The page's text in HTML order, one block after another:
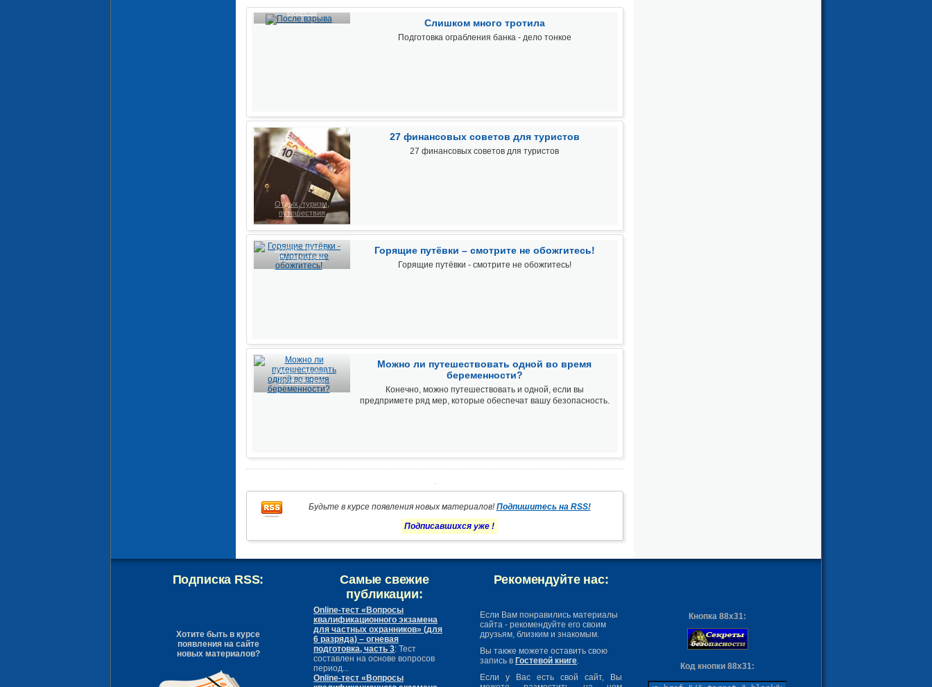
Курьезы
Слишком много тротила
Подготовка ограбления банка - дело тонкое
Отдых, туризм,
путешествия
27 финансовых советов для туристов
27 финансовых советов для туристов
Отдых, туризм,
путешествия
Горящие путёвки – смотрите не обожгитесь!
Горящие путёвки - смотрите не обожгитесь!
Отдых, туризм,
путешествия
Можно ли путешествовать одной во время
беременности?
Конечно, можно путешествовать и одной, если вы
предпримете ряд мер, которые обеспечат вашу безопасность.
Будьте в курсе появления новых материалов!Подпишитесь на RSS!
Подписавшихся уже !
Подписка RSS:
Хотите быть в курсе
появления на сайте
новых материалов?
Самые свежие
публикации:
Online-тест «Вопросы
квалификационного экзамена
для частных охранников» (для
6 разряда) – огневая
подготовка, часть 3: Тест
составлен на основе вопросов
период...
Online-тест «Вопросы
Рекомендуйте нас:
Если Вам понравились материалы
сайта - рекомендуйте его своим
друзьям, близким и знакомым.
Вы также можете оставить свою
запись в Гостевой книге.
Если у Вас есть свой сайт, Вы
Кнопка 88х31:
Код кнопки 88х31: